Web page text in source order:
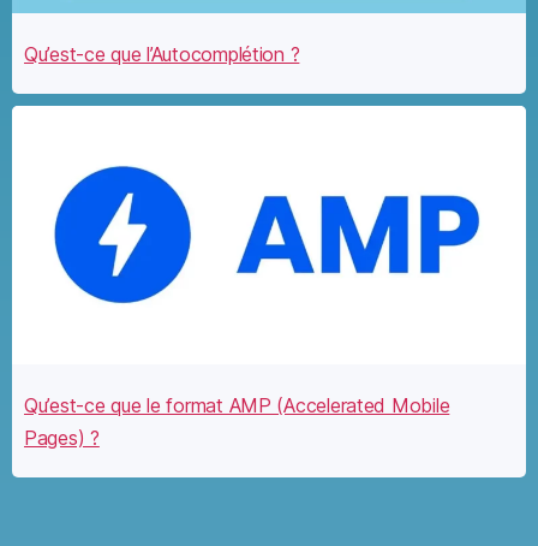
Qu’est-ce que l’Autocomplétion ?
Qu’est-ce que le format AMP (Accelerated Mobile
Pages) ?